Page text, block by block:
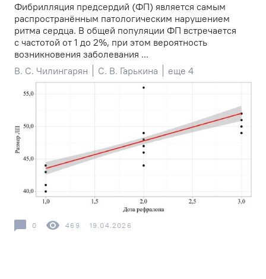
Фибрилляция предсердий (ФП) является самым
распространённым патологическим нарушением
ритма сердца. В общей популяции ФП встречается
с частотой от 1 до 2%, при этом вероятность
возникновения заболевания ...
В. С. Чилингарян
С. В. Гарькина еще 4
0 469 19.04.2026